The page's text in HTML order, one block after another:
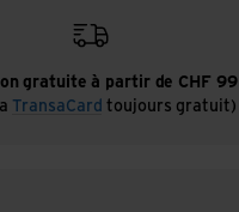
gratuite à partir de CHF 99
TransaCard toujours gratuit)